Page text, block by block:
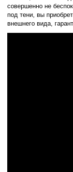
совершенно не
под тени, вы
внешнего вида,